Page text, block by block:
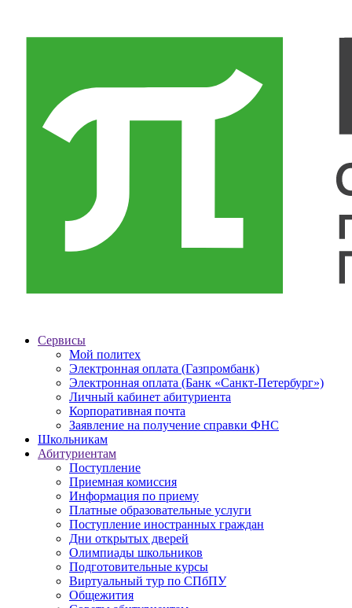
Сервисы
Мой политех
Электронная оплата (Газпромбанк)
Электронная оплата (Банк «Санкт-Петербург»)
Личный кабинет абитуриента
Корпоративная почта
Заявление на получение справки ФНС
Школьникам
Абитуриентам
Поступление
Приемная комиссия
Информация по приему
Платные образовательные услуги
Поступление иностранных граждан
Дни открытых дверей
Олимпиады школьников
Подготовительные курсы
Виртуальный тур по СПбПУ
Общежития